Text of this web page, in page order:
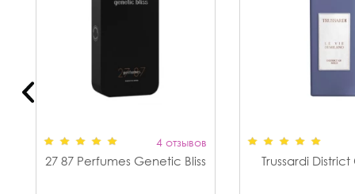
4 отзывов
27 87 Perfumes Genetic Bliss Trussardi